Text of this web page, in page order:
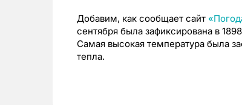
Добавим, как сообщает сайт
сентября была зафиксирована в
Самая высокая температура была
тепла.